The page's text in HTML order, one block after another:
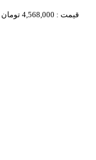
قیمت : 4,568,000 تومان